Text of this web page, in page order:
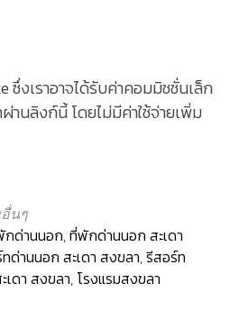
งเราอาจได้รับค่าคอมมิชชั่นเล็ก
นลิงก์นี้ โดยไม่มีค่าใช้จ่ายเพิ่ม
นๆ
ด่านนอก,ที่พักด่านนอก สะเดา
ด่านนอก สะเดา สงขลา,รีสอร์ท
เดา สงขลา, โรงแรมสงขลา